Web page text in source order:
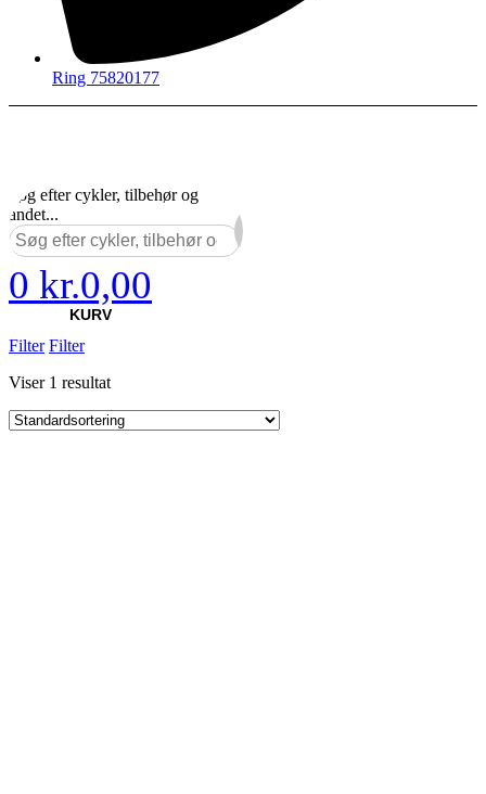
Ring 75820177
Søg efter cykler, tilbehør og
andet...
0 kr.0,00
KURV
Filter Filter
Viser 1 resultat